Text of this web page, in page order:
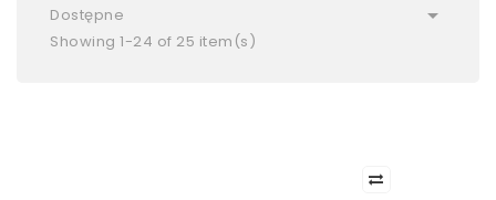
Dostępne

Showing 1-24 of 25 item(s)